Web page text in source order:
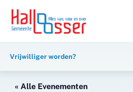
inhoud
naar
Vrijwilliger worden?
« Alle Evenementen